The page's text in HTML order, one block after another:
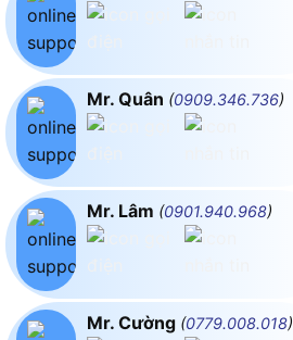
Mr. Quân (0909.346.736)
Mr. Lâm (0901.940.968)
Mr. Cường (0779.008.018)